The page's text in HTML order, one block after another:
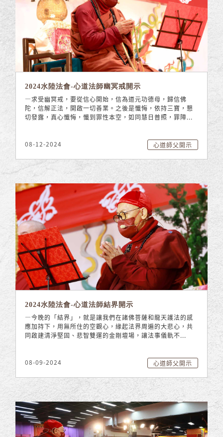
2024水陸法會-心道法師幽冥戒開示
—求受幽冥戒，要從信心開始，信為道元功德母，歸信佛
陀，信解正法，開啟一切善業。之後是懺悔，依持三寶，懇
切發露，真心懺悔，懺到罪性本空，如同慧日普照，罪障...
08-12-2024 心道師父開示
2024水陸法會-心道法師結界開示
—今晚的「結界」，就是讓我們在諸佛菩薩和龍天護法的感
應加持下，用無所住的空觀心，緣起法界周遍的大悲心，共
同啟建清淨堅固、悲智雙運的金剛壇場，讓法事儀軌不...
08-09-2024 心道師父開示